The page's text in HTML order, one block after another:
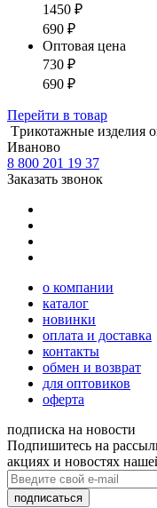
1450 ₽
690 ₽
Оптовая цена
730 ₽
690 ₽
Перейти в товар
Tрикотажные изделия
Иваново
8 800 201 19 37
Заказать звонок
о компании
каталог
новинки
оплата и доставка
контакты
обмен и возврат
для оптовиков
оферта
подписка на новости
Подпишитесь на
акциях и новостях
подписаться